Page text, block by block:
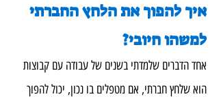
איך להפוך את הלחץ החברתי
למשהו חיובי?
אחד הדברים שלמדתי בשנים של עבודה עם קבוצות
הוא שלחץ חברתי, אם מטפלים בו נכון, יכול להפוך